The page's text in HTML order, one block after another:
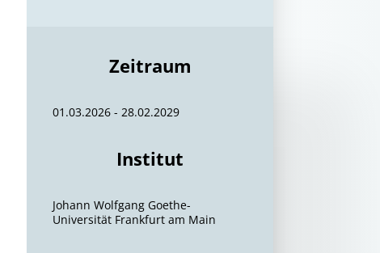
Zeitraum
01.03.2026 - 28.02.2029
Institut
Johann Wolfgang Goethe-
Universität Frankfurt am Main